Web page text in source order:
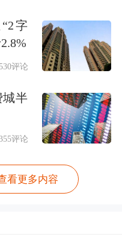
生产，仅供参
议，据此操作风
场无关。东方财
上市公司信息
字
530评论
城半
评论
看更多内容